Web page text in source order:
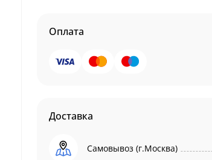
Оплата
Доставка
Самовывоз (г.Москва)